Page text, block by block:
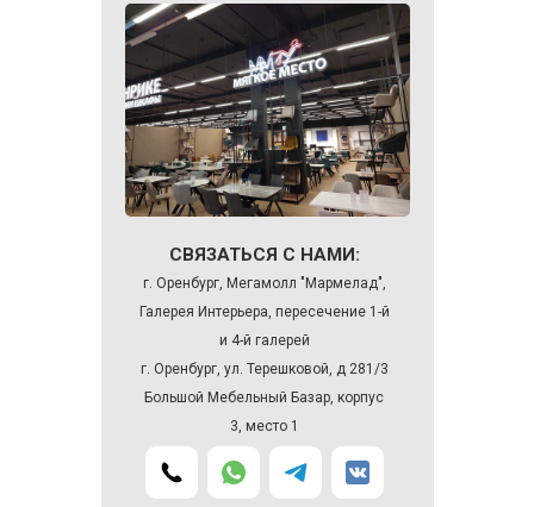
СВЯЗАТЬСЯ С НАМИ:
г. Оренбург, Мегамолл "Мармелад",
Галерея Интерьера, пересечение 1-й
и 4-й галерей
г. Оренбург, ул. Терешковой, д 281/3
Большой Мебельный Базар, корпус
3, место 1